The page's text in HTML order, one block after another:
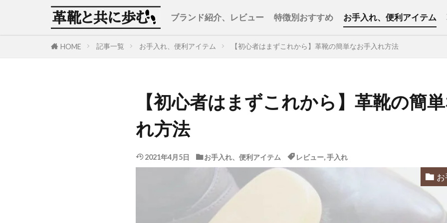
ブランド紹介、レビュー 特徴別おすすめ お手入れ、便利アイテム
HOME 記事一覧 お手入れ、便利アイテム 【初心者はまずこれから】革靴の簡単なお手入れ方法
【初心者はまずこれから】革靴の簡
れ方法
2021年4月5日 お手入れ、便利アイテム レビュー,手入れ